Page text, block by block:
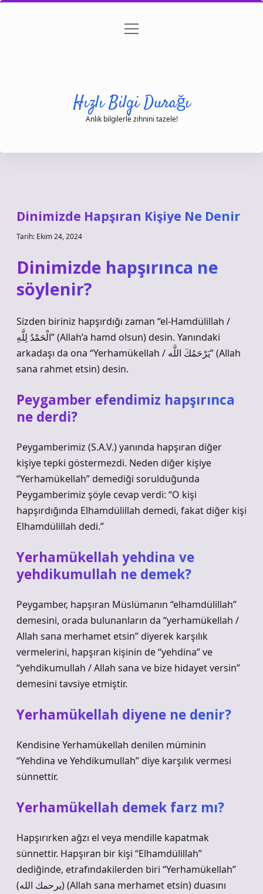
Gizlilik Politikası
menüyü
Hızlı Bilgi Durağı
Anlık bilgilerle zihnini tazele!
Dinimizde Hapşıran Kişiye Ne Denir
Tarih: Ekim 24, 2024
Dinimizde hapşırınca ne
söylenir?
Sizden biriniz hapşırdığı zaman “el-Hamdülillah /
الْحَمْدُ لِلَّهِ” (Allah’a hamd olsun) desin. Yanındaki
arkadaşı da ona “Yerhamükellah / يَرْحَمُكَ اللَّه” (Allah
sana rahmet etsin) desin.
Peygamber efendimiz hapşırınca
ne derdi?
Peygamberimiz (S.A.V.) yanında hapşıran diğer
kişiye tepki göstermezdi. Neden diğer kişiye
“Yerhamükellah” demediği sorulduğunda
Peygamberimiz şöyle cevap verdi: “O kişi
hapşırdığında Elhamdülillah demedi, fakat diğer kişi
Elhamdülillah dedi.”
Yerhamükellah yehdina ve
yehdikumullah ne demek?
Peygamber, hapşıran Müslümanın “elhamdülillah”
demesini, orada bulunanların da “yerhamükellah /
Allah sana merhamet etsin” diyerek karşılık
vermelerini, hapşıran kişinin de “yehdina” ve
“yehdikumullah / Allah sana ve bize hidayet versin”
demesini tavsiye etmiştir.
Yerhamükellah diyene ne denir?
Kendisine Yerhamükellah denilen müminin
“Yehdina ve Yehdikumullah” diye karşılık vermesi
sünnettir.
Yerhamükellah demek farz mı?
Hapşırırken ağzı el veya mendille kapatmak
sünnettir. Hapşıran bir kişi “Elhamdülillah”
dediğinde, etrafındakilerden biri “Yerhamükellah”
(يرحمك الله) (Allah sana merhamet etsin) duasını